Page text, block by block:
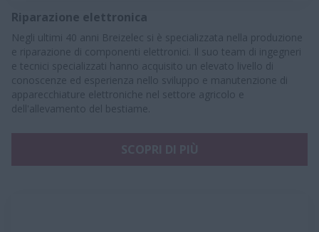
Riparazione elettronica
Negli ultimi 40 anni Breizelec si è specializzata nella produzione
e riparazione di componenti elettronici. Il suo team di ingegneri
e tecnici specializzati hanno acquisito un elevato livello di
conoscenze ed esperienza nello sviluppo e manutenzione di
apparecchiature elettroniche nel settore agricolo e
dell'allevamento del bestiame.